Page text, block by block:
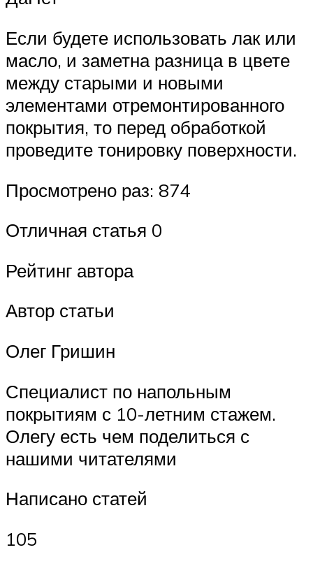
Если будете использовать лак или
масло, и заметна разница в цвете
между старыми и новыми
элементами отремонтированного
покрытия, то перед обработкой
проведите тонировку поверхности.
Просмотрено раз: 874
Отличная статья 0
Рейтинг автора
Автор статьи
Олег Гришин
Специалист по напольным
покрытиям с 10-летним стажем.
Олегу есть чем поделиться с
нашими читателями
Написано статей
105